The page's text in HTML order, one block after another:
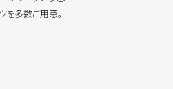
を多数ご用意。